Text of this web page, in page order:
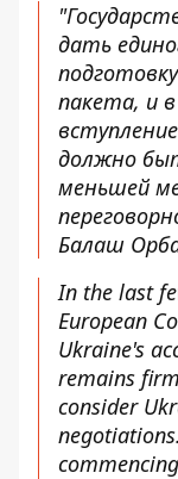
дать
пакета, и
должно
меньшей
Балаш
In the last
European
Ukraine's
remains
consider